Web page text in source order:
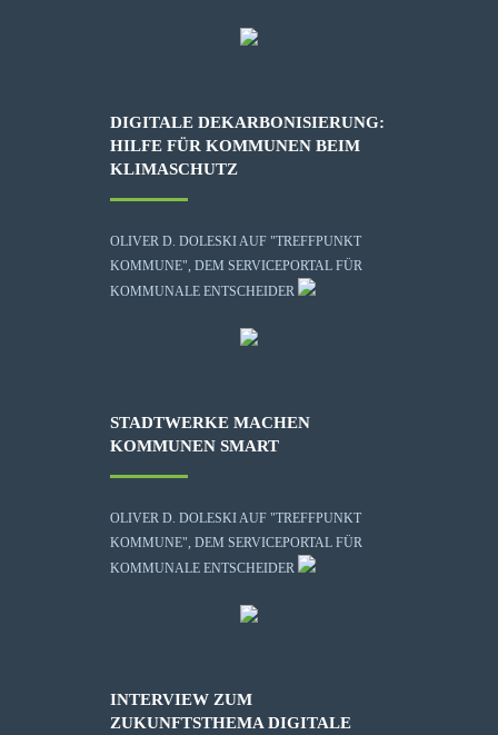
DIGITALE DEKARBONISIERUNG:
HILFE FÜR KOMMUNEN BEIM
KLIMASCHUTZ
OLIVER D. DOLESKI AUF "TREFFPUNKT
KOMMUNE", DEM SERVICEPORTAL FÜR
KOMMUNALE ENTSCHEIDER
STADTWERKE MACHEN
KOMMUNEN SMART
OLIVER D. DOLESKI AUF "TREFFPUNKT
KOMMUNE", DEM SERVICEPORTAL FÜR
KOMMUNALE ENTSCHEIDER
INTERVIEW ZUM
ZUKUNFTSTHEMA DIGITALE